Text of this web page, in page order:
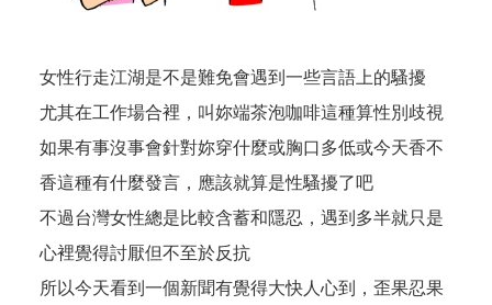
女性行走江湖是不是難免會遇到一些言語上的騷擾
尤其在工作場合裡，叫妳端茶泡咖啡這種算性別歧視
如果有事沒事會針對妳穿什麼或胸口多低或今天香不
香這種有什麼發言，應該就算是性騷擾了吧
不過台灣女性總是比較含蓄和隱忍，遇到多半就只是
心裡覺得討厭但不至於反抗
所以今天看到一個新聞有覺得大快人心到，歪果忍果